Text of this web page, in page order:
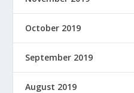
October 2019
September 2019
August 2019